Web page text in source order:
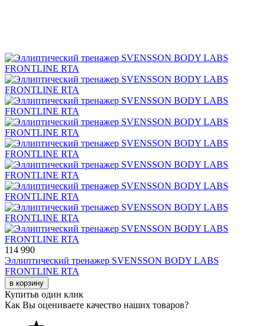
114 990
Эллиптический тренажер SVENSSON BODY LABS
FRONTLINE RTA
в корзину
Купитьв один клик
Как Вы оцениваете качество наших товаров?